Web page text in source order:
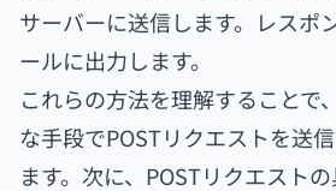
サーバーに送信します。レスポ
ールに出力します。
これらの方法を理解することで
な手段でPOSTリクエストを送
ます。次に、POSTリクエスト